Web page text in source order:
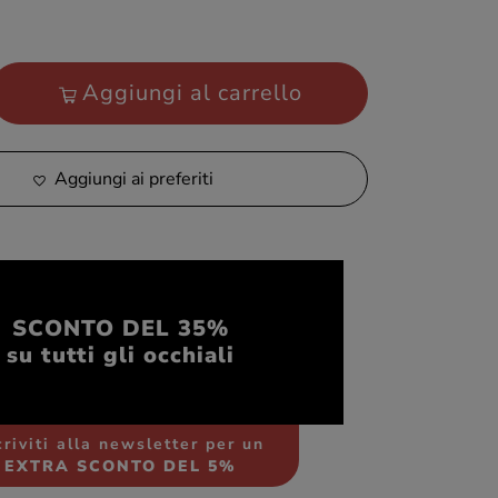
Aggiungi al carrello
Aggiungi ai preferiti
SCONTO DEL 35%
su tutti gli occhiali
alla newsletter per un
EXTRA SCONTO DEL 5%